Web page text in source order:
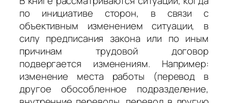
по инициативе сторон, в связи с
объективным изменением ситуации, в
силу предписания закона или по иным
причинам трудовой договор
подвергается изменениям. Например:
изменение места работы (перевод в
другое обособленное подразделение,